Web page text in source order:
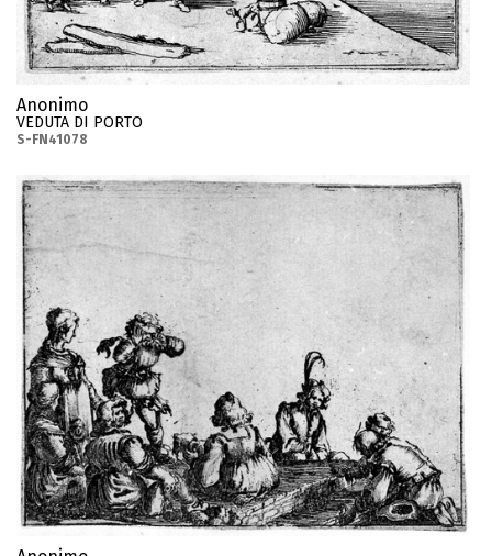
Anonimo
VEDUTA DI PORTO
S-FN41078